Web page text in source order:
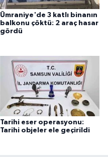
Ümraniye'de 3 katlı binanın
balkonu çöktü: 2 araç hasar
gördü
Tarihi eser operasyonu:
Tarihi objeler ele geçirildi